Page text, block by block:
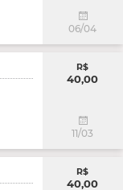
06/04
R$
40,00
11/03
R$
40,00